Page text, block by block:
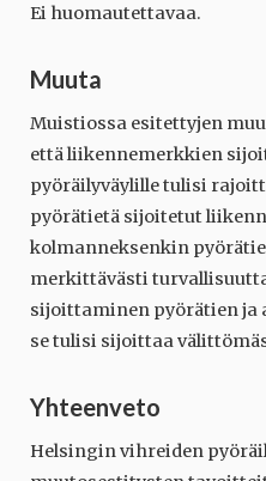
Ei huomautettavaa.
Muuta
Muistiossa esitettyjen
että liikennemerkkien
pyöräilyväylille tulisi
pyörätietä sijoitetut
kolmanneksenkin
merkittävästi
sijoittaminen pyörätien ja
se tulisi sijoittaa
Yhteenveto
Helsingin vihreiden